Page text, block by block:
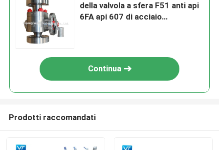
della valvola a sfera F51 anti api
6FA api 607 di acciaio
Continua
Prodotti raccomandati